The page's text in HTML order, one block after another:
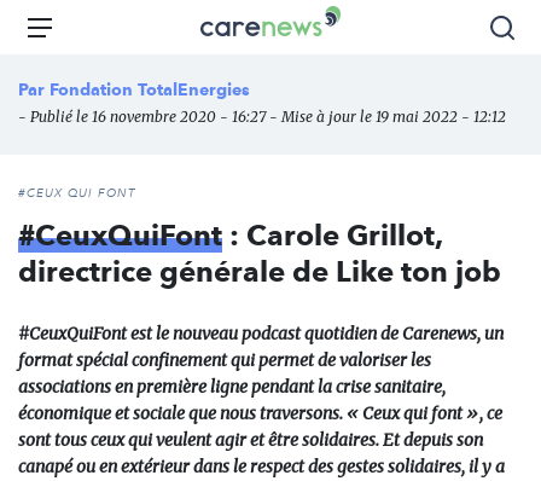
Aller
principal
Carenews,
média
des
Menu
Par Fondation TotalEnergies
- Publié le 16 novembre 2020 - 16:27 - Mise à jour le 19 mai 2022 - 12:12
#CEUX QUI FONT
#CeuxQuiFont : Carole Grillot,
directrice générale de Like ton job
#CeuxQuiFont est le nouveau podcast quotidien de Carenews, un
format spécial confinement qui permet de valoriser les
associations en première ligne pendant la crise sanitaire,
économique et sociale que nous traversons. « Ceux qui font », ce
sont tous ceux qui veulent agir et être solidaires. Et depuis son
canapé ou en extérieur dans le respect des gestes solidaires, il y a